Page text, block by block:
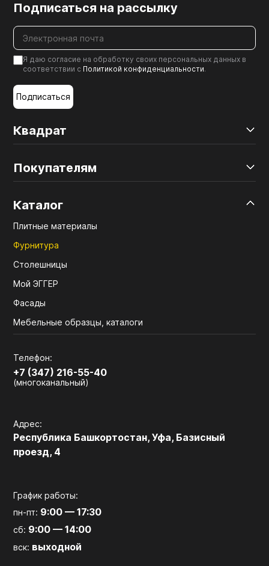
Квадрат
Покупателям
Каталог
Плитные материалы
Фурнитура
Столешницы
Мой ЭГГЕР
Фасады
Мебельные образцы, каталоги
Телефон:
+7 (347) 216-55-40
(многоканальный)
Адрес:
Республика Башкортостан, Уфа, Базисный
проезд, 4
График работы:
пн-пт: 9:00 — 17:30
сб: 9:00 — 14:00
вск: выходной
Подписаться на рассылку
Я даю согласие на обработку своих персональных данных в
соответствии с Политикой конфиденциальности.
Подписаться